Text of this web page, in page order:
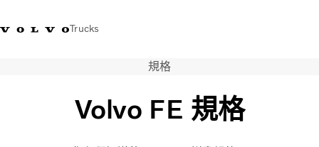
Trucks
售服專線 3713 1788
規格
Volvo FE 規格